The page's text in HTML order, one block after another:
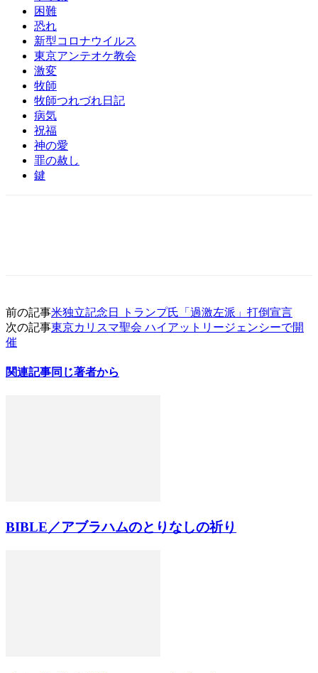
困難
恐れ
新型コロナウイルス
東京アンテオケ教会
激変
牧師
牧師つれづれ日記
病気
祝福
神の愛
罪の赦し
鍵
前の記事米独立記念日 トランプ氏「過激左派」打倒宣言
次の記事東京カリスマ聖会 ハイアットリージェンシーで開
催
関連記事同じ著者から
BIBLE／アブラハムのとりなしの祈り